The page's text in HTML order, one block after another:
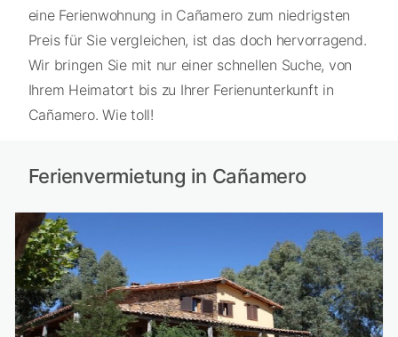
eine Ferienwohnung in Cañamero zum niedrigsten
Preis für Sie vergleichen, ist das doch hervorragend.
Wir bringen Sie mit nur einer schnellen Suche, von
Ihrem Heimatort bis zu Ihrer Ferienunterkunft in
Cañamero. Wie toll!
Ferienvermietung in Cañamero